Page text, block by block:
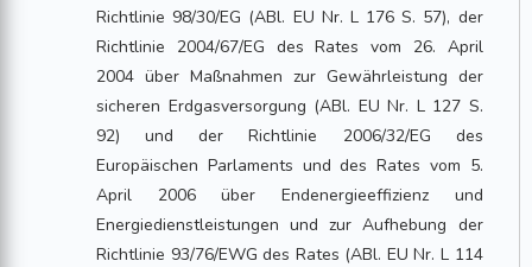
Richtlinie 98/30/EG (ABl. EU Nr. L 176 S. 57), der
Richtlinie 2004/67/EG des Rates vom 26. April
2004 über Maßnahmen zur Gewährleistung der
sicheren Erdgasversorgung (ABl. EU Nr. L 127 S.
92) und der Richtlinie 2006/32/EG des
Europäischen Parlaments und des Rates vom 5.
April 2006 über Endenergieeffizienz und
Energiedienstleistungen und zur Aufhebung der
Richtlinie 93/76/EWG des Rates (ABl. EU Nr. L 114